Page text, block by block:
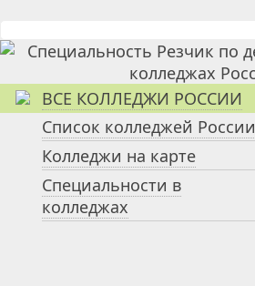
ВСЕ КОЛЛЕДЖИ РОССИИ
Список колледжей России
Колледжи на карте
Специальности в
колледжах